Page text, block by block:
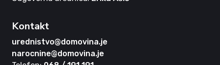
Kontakt
urednistvo@domovina.je
narocnine@domovina.je